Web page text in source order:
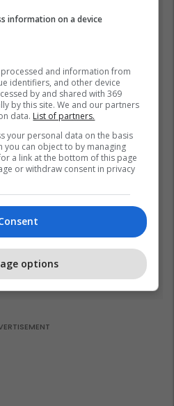
në historinë e Kupës së
Fjalët e para të Joshuas
pas fitores me nokaut ndaj
Kristian Prengës
26/07/2026
Pse udhëtarët me përvojë
vendosin një rrotull letre
20/07/2026
Vetëm dy raunde dhe
zbulohet sa fituan Joshua
e Prenga
26/07/2026
information on a device
and information from
identifiers, and other device
by and shared with 369
by this site. We and our partners
data. List of partners.
your personal data on the basis
you can object to by managing
a link at the bottom of this page
or withdraw consent in privacy
options